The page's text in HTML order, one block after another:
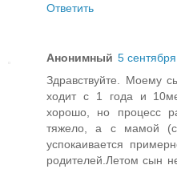
Ответить
Анонимный 5
Здравствуйте. Моему
ходит с 1 года и
хорошо, но процесс
тяжело, а с мамой
успокаивается
родителей.Летом сын